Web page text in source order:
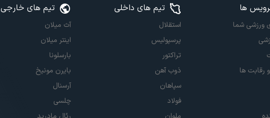
ها
ورزشی شما
رقابت ها
تیم های داخلی
استقلال
پرسپولیس
تراکتور
ذوب آهن
سپاهان
فولاد
تیم های خارجی
آث میلان
اینتر میلان
بارسلونا
بایرن مونیخ
آرسنال
چلسی